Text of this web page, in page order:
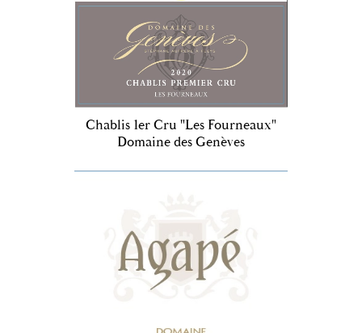
Chablis 1er Cru "Les Fourneaux"
Domaine des Genèves